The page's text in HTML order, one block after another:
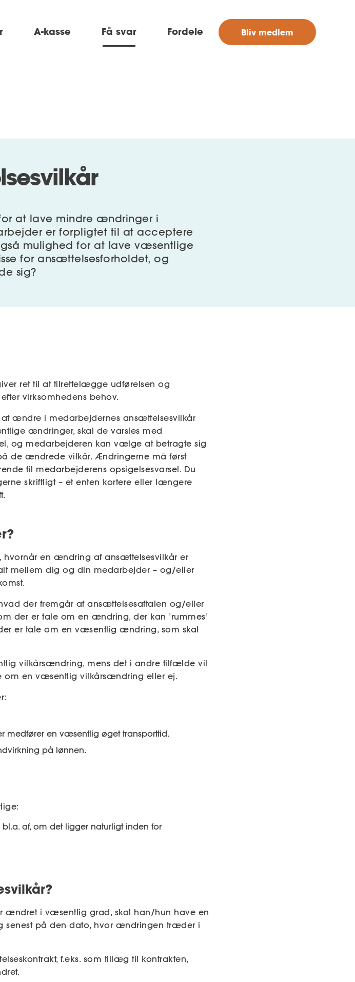
Ase
A-kasse Få svar Fordele Bliv medlem
at lave mindre ændringer i
er forpligtet til at acceptere
mulighed for at lave væsentlige
for ansættelsesforholdet, og
sig?
ret til at tilrettelægge udførelsen og
virksomhedens behov.
ændre i medarbejdernes ansættelsesvilkår
ændringer, skal de varsles med
og medarbejderen kan vælge at betragte sig
de ændrede vilkår. Ændringerne må først
til medarbejderens opsigelsesvarsel. Du
skriftligt – et enten kortere eller længere
hvornår en ændring af ansættelsesvilkår er
mellem dig og din medarbejder – og/eller
der fremgår af ansættelsesaftalen og/eller
der er tale om en ændring, der kan ’rummes’
er tale om en væsentlig ændring, som skal
vilkårsændring, mens det i andre tilfælde vil
om en væsentlig vilkårsændring eller ej.
medfører en væsentlig øget transporttid.
på lønnen.
af, om det ligger naturligt inden for
ændret i væsentlig grad, skal han/hun have en
senest på den dato, hvor ændringen træder i
f.eks. som tillæg til kontrakten,